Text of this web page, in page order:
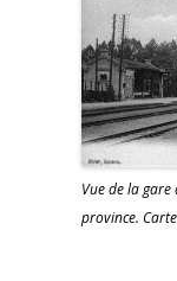
Vue de la
province.